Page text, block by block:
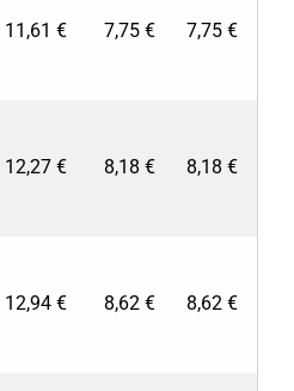
11,61 € 7,75 € 7,75 €
12,27 € 8,18 € 8,18 €
12,94 € 8,62 € 8,62 €